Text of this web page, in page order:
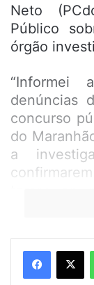
Neto
Público
órgão
“Informei
denúncias
concurso
do
a
presidente
O
de 2022,
sendo 66